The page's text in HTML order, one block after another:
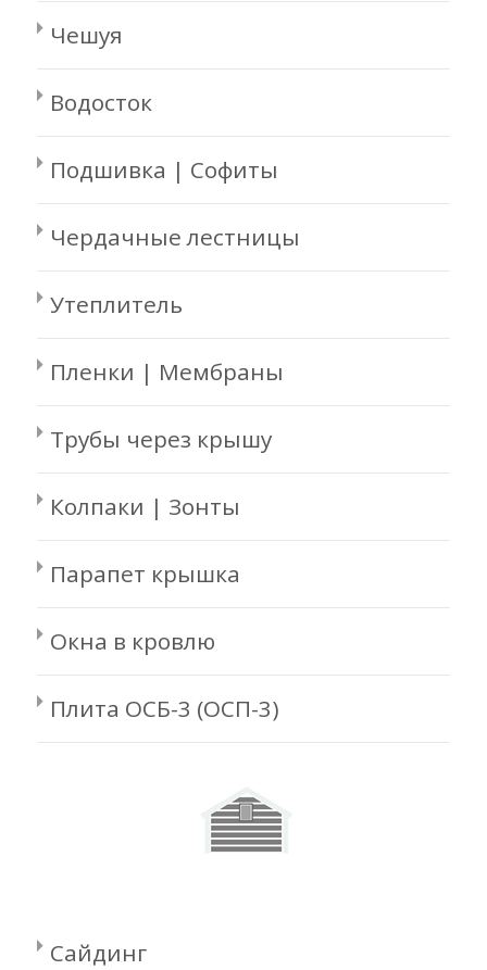
Чешуя
Водосток
Подшивка | Софиты
Чердачные лестницы
Утеплитель
Пленки | Мембраны
Трубы через крышу
Колпаки | Зонты
Парапет крышка
Окна в кровлю
Плита ОСБ-3 (ОСП-3)
Сайдинг